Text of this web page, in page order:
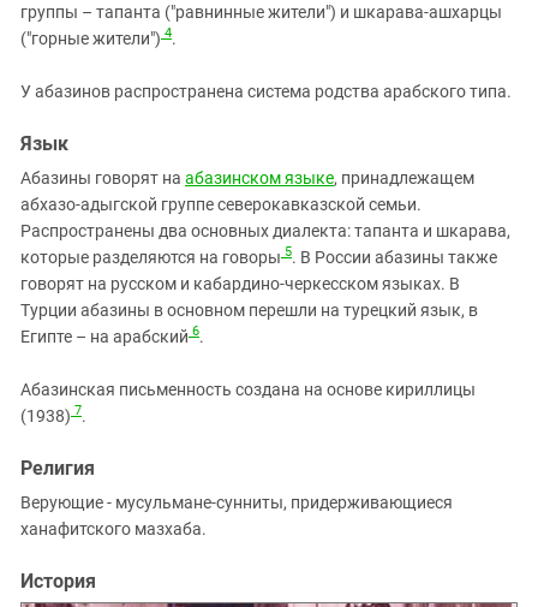
группы – тапанта ("равнинные жители") и шкарава-ашхарцы
("горные жители") 4.
У абазинов распространена система родства арабского типа.
Язык
Абазины говорят на абазинском языке, принадлежащем
абхазо-адыгской группе северокавказской семьи.
Распространены два основных диалекта: тапанта и шкарава,
которые разделяются на говоры 5. В России абазины также
говорят на русском и кабардино-черкесском языках. В
Турции абазины в основном перешли на турецкий язык, в
Египте – на арабский 6.
Абазинская письменность создана на основе кириллицы
(1938) 7.
Религия
Верующие - мусульмане-сунниты, придерживающиеся
ханафитского мазхаба.
История